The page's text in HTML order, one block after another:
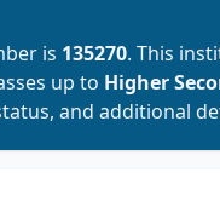
is 135270. This
up to Higher
and additional